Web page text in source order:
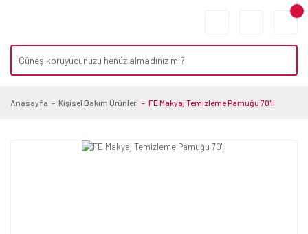
Anasayfa Kişisel Bakım Ürünleri FE Makyaj Temizleme Pamuğu 70'li